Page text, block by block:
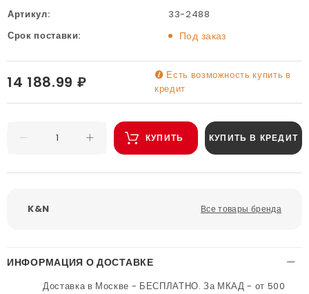
Артикул:
33-2488
Срок поставки:
Под заказ
14 188.99 ₽
Есть возможность купить в
кредит
КУПИТЬ КУПИТЬ В КРЕДИТ
K&N Все товары бренда
ИНФОРМАЦИЯ О ДОСТАВКЕ
Доставка в Москве - БЕСПЛАТНО. За МКАД - от 500